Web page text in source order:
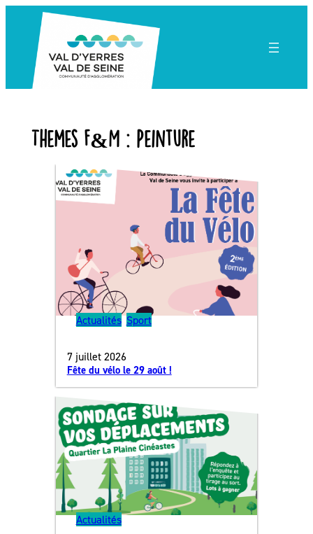
contenu
Themes F&M : Peinture
Actualités, Sport
7 juillet 2026
Fête du vélo le 29 août !
Actualités